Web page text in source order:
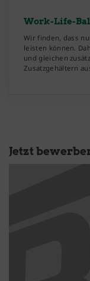
Work-Life-
Wir finden, dass
leisten können.
und gleichen
Zusatzgehältern
Jetzt